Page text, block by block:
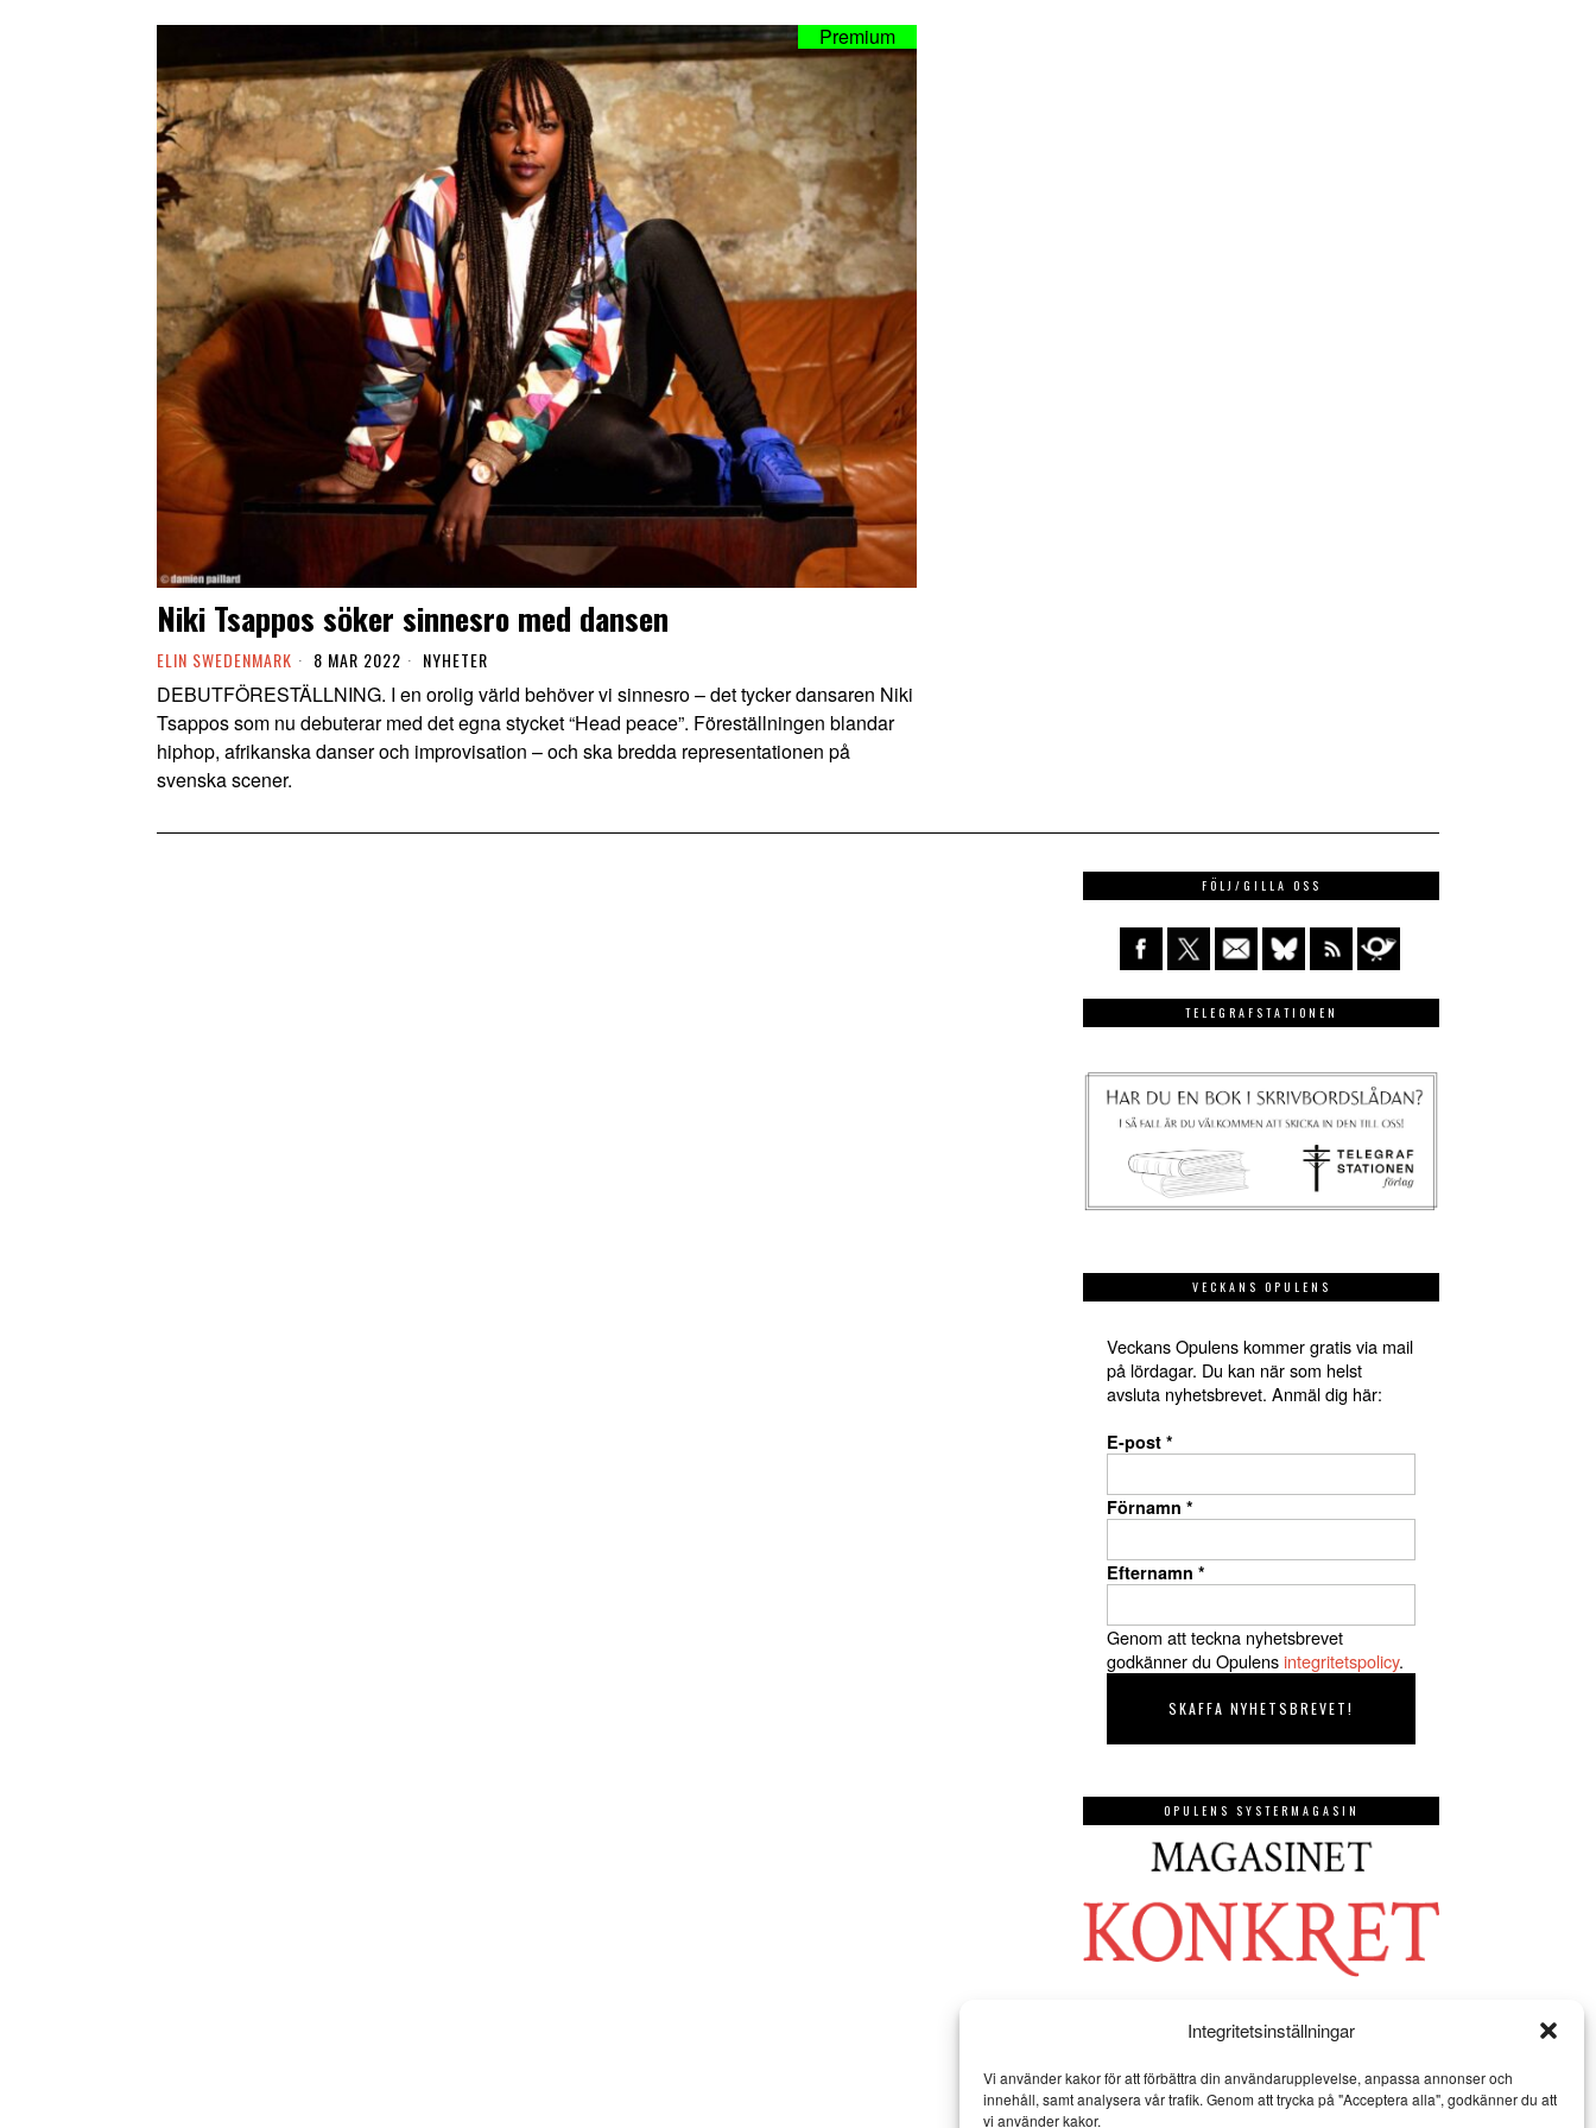
Integritetsinställningar
Vi använder kakor för att förbättra din användarupplevelse, anpassa annonser och
innehåll, samt analysera vår trafik. Genom att trycka på "Acceptera alla", godkänner du att
vi använder kakor.
Niki Tsappos söker sinnesro med dansen
ELIN SWEDENMARK 8 MAR 2022 NYHETER
DEBUTFÖRESTÄLLNING. I en orolig värld behöver vi sinnesro – det tycker dansaren Niki
Tsappos som nu debuterar med det egna stycket “Head peace”. Föreställningen blandar
hiphop, afrikanska danser och improvisation – och ska bredda representationen på
svenska scener.
FÖLJ/GILLA OSS
TELEGRAFSTATIONEN
VECKANS OPULENS
Veckans Opulens kommer gratis via mail
på lördagar. Du kan när som helst
avsluta nyhetsbrevet. Anmäl dig här:
E-post *
Förnamn *
Efternamn *
Genom att teckna nyhetsbrevet
godkänner du Opulensintegritetspolicy.
OPULENS SYSTERMAGASIN